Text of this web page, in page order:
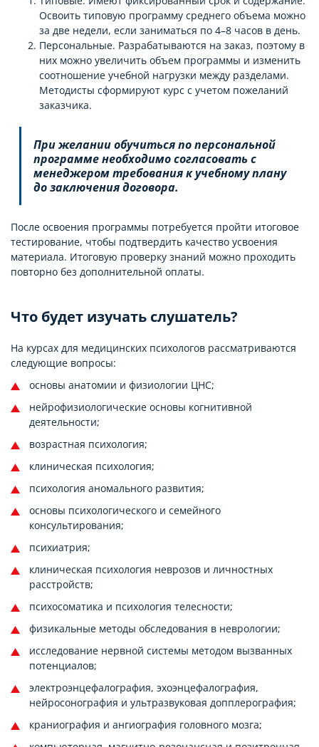
Освоить типовую программу среднего объема можно
за две недели, если заниматься по 4–8 часов в день.
Персональные. Разрабатываются на заказ, поэтому в
них можно увеличить объем программы и изменить
соотношение учебной нагрузки между разделами.
Методисты сформируют курс с учетом пожеланий
заказчика.
При желании обучиться по персональной
программе необходимо согласовать с
менеджером требования к учебному плану
до заключения договора.
После освоения программы потребуется пройти итоговое
тестирование, чтобы подтвердить качество усвоения
материала. Итоговую проверку знаний можно проходить
повторно без дополнительной оплаты.
Что будет изучать слушатель?
На курсах для медицинских психологов рассматриваются
следующие вопросы:
основы анатомии и физиологии ЦНС;
нейрофизиологические основы когнитивной
деятельности;
возрастная психология;
клиническая психология;
психология аномального развития;
основы психологического и семейного
консультирования;
психиатрия;
клиническая психология неврозов и личностных
расстройств;
психосоматика и психология телесности;
физикальные методы обследования в неврологии;
исследование нервной системы методом вызванных
потенциалов;
электроэнцефалография, эхоэнцефалография,
нейросонография и ультразвуковая допплерография;
краниография и ангиография головного мозга;